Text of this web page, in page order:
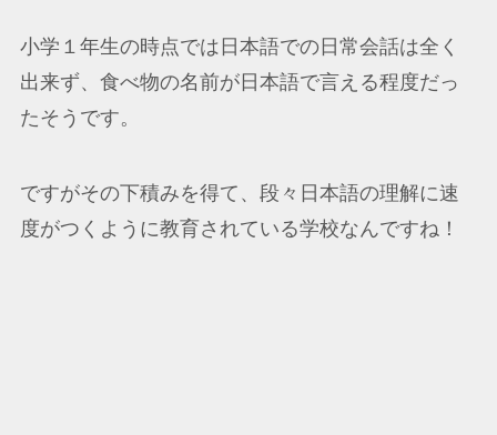
小学１年生の時点では日本語での日常会話は全く
出来ず、食べ物の名前が日本語で言える程度だっ
たそうです。
ですがその下積みを得て、段々日本語の理解に速
度がつくように教育されている学校なんですね！